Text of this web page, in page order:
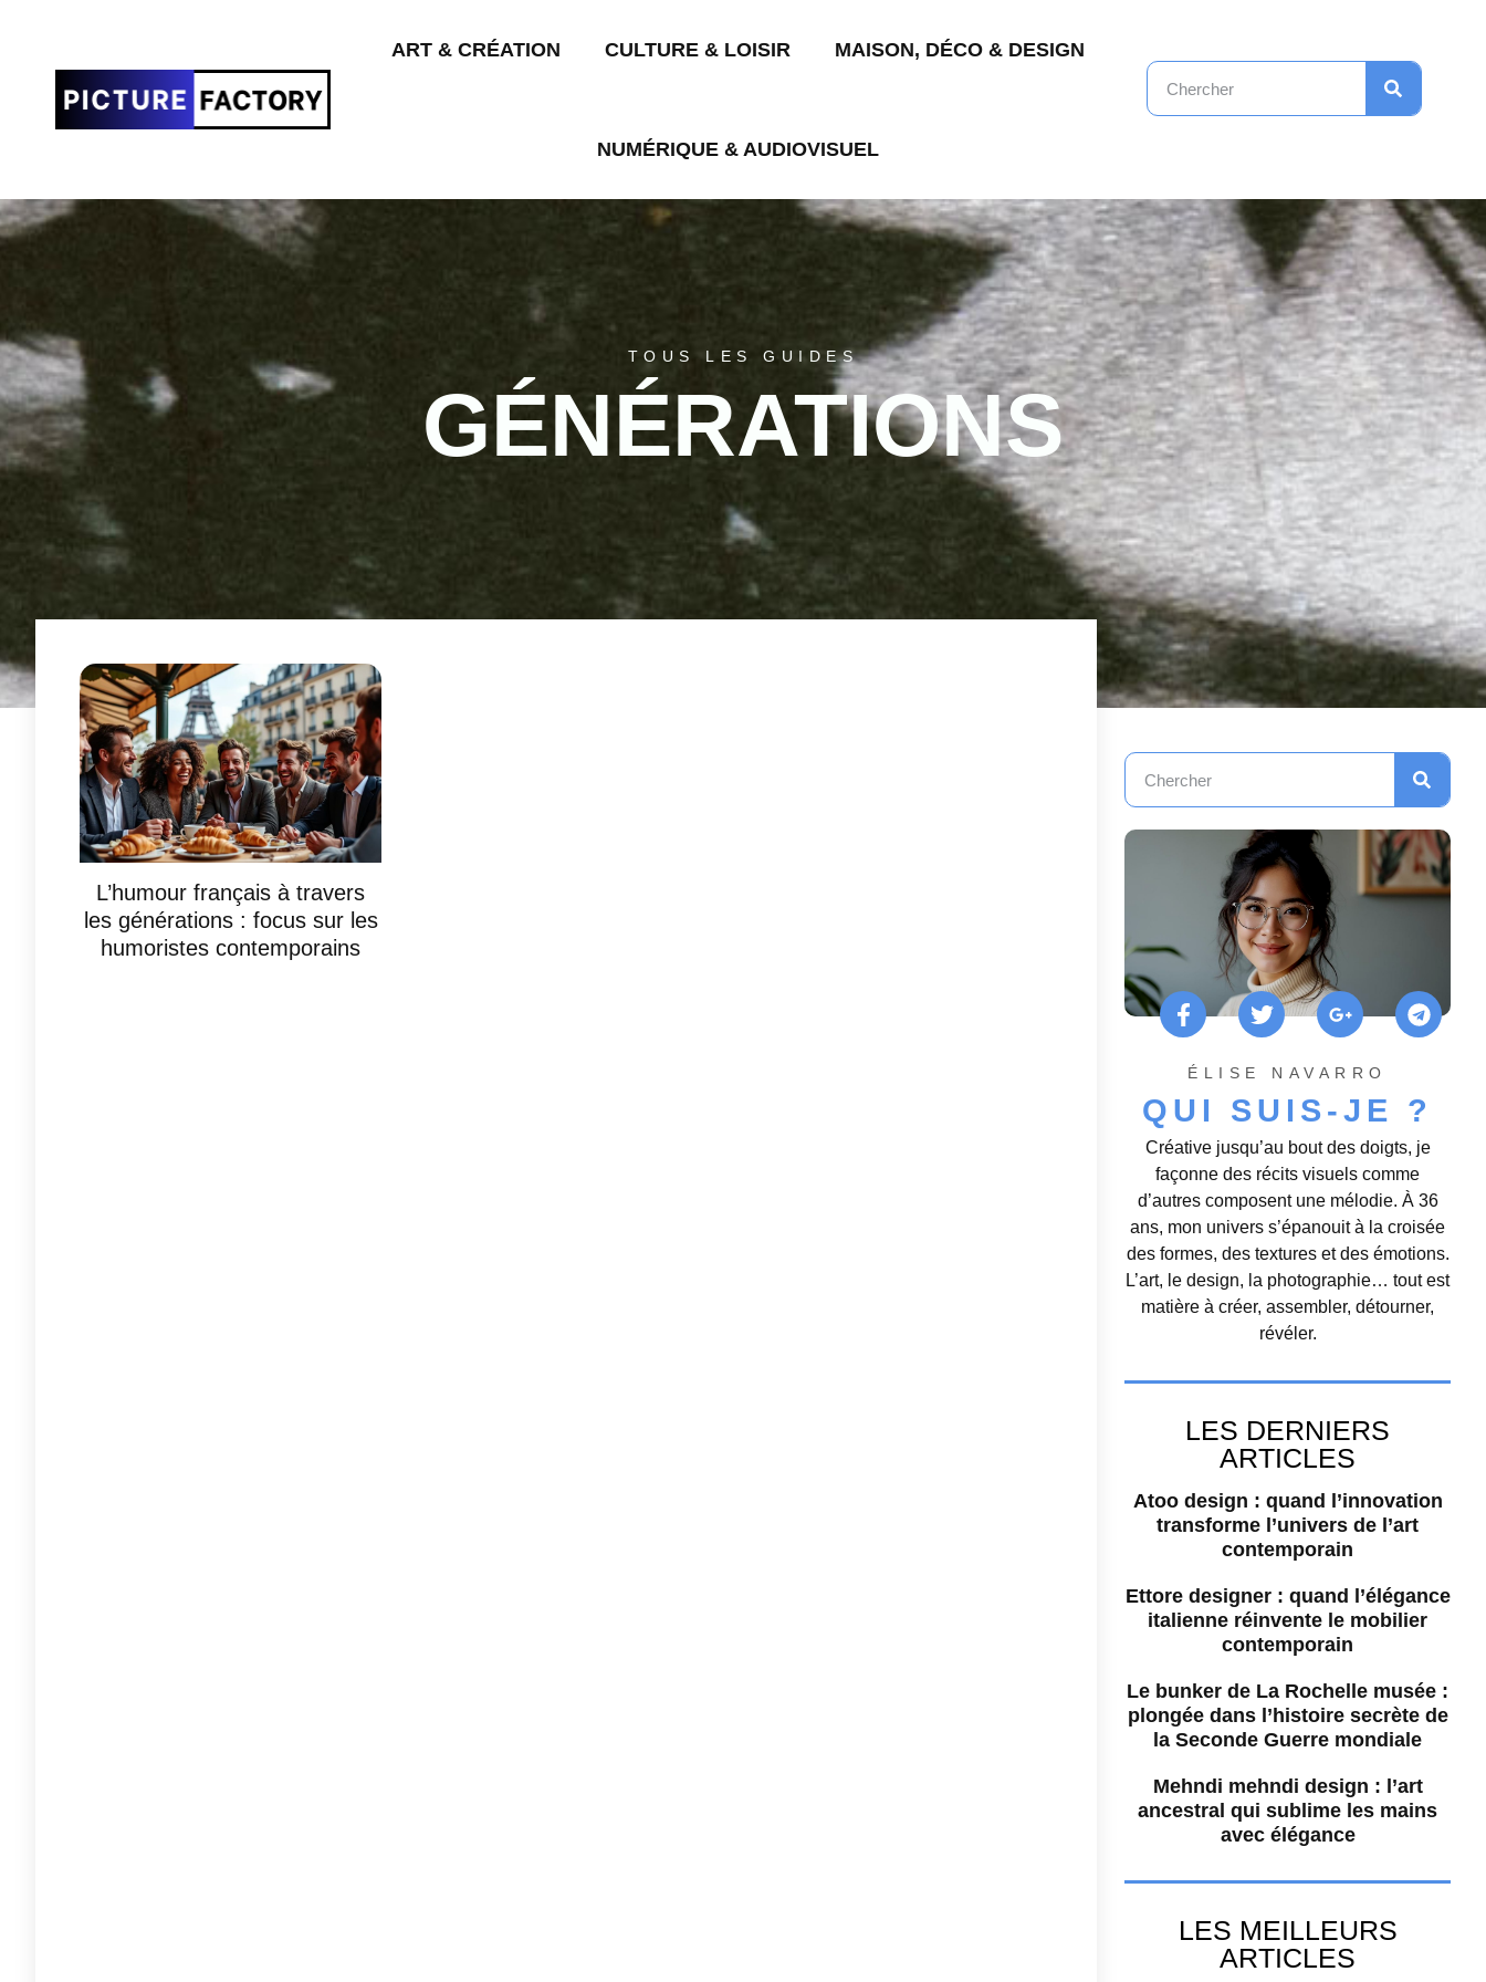
ART & CRÉATION CULTURE & LOISIR MAISON, DÉCO & DESIGN
NUMÉRIQUE & AUDIOVISUEL
TOUS LES GUIDES
GÉNÉRATIONS
L’humour français à travers
les générations : focus sur les
humoristes contemporains
ÉLISE NAVARRO
QUI SUIS-JE ?
Créative jusqu’au bout des doigts, je
façonne des récits visuels comme
d’autres composent une mélodie. À 36
ans, mon univers s’épanouit à la croisée
des formes, des textures et des émotions.
L’art, le design, la photographie… tout est
matière à créer, assembler, détourner,
révéler.
LES DERNIERS
ARTICLES
Atoo design : quand l’innovation
transforme l’univers de l’art
contemporain
Ettore designer : quand l’élégance
italienne réinvente le mobilier
contemporain
Le bunker de La Rochelle musée :
plongée dans l’histoire secrète de
la Seconde Guerre mondiale
Mehndi mehndi design : l’art
ancestral qui sublime les mains
avec élégance
LES MEILLEURS
ARTICLES